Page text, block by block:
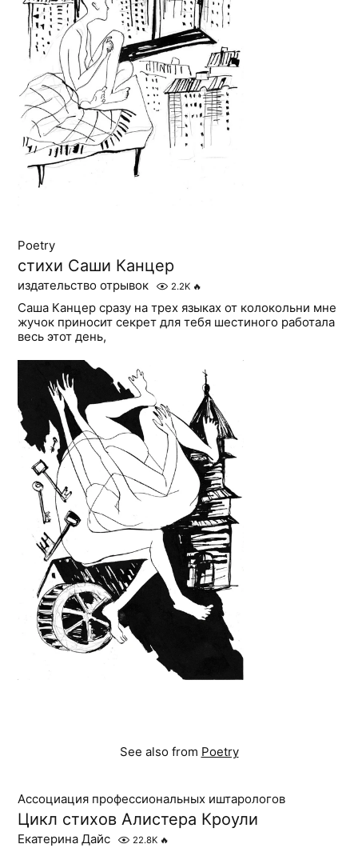
Poetry
стихи Саши Канцер
издательство отрывок 2.2K 🔥
Саша Канцер сразу на трех языках от колокольни мне
жучок приносит секрет для тебя шестиного работала
весь этот день,
See also from Poetry
Ассоциация профессиональных иштарологов
Цикл стихов Алистера Кроули
Екатерина Дайс 22.8K 🔥